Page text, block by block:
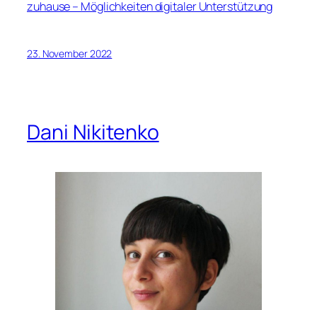
zuhause – Möglichkeiten digitaler Unterstützung
23. November 2022
Dani Nikitenko